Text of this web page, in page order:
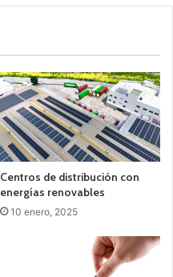
Centros de distribución con
energías renovables
10 enero, 2025